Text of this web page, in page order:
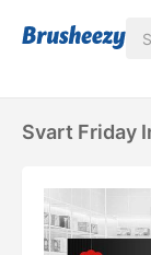
Svart Friday